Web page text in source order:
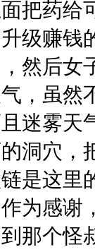
把药给
级赚钱
然后女
，虽然
迷雾
洞穴
是这里
为感谢
那个怪